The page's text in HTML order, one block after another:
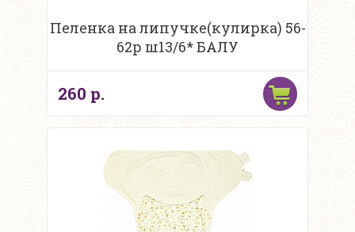
Пеленка на липучке(кулирка) 56-
62р ш13/6* БАЛУ
260 р.